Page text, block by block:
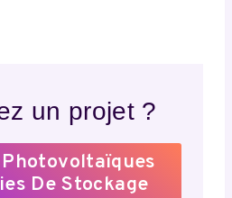
un projet ?
De Stockage